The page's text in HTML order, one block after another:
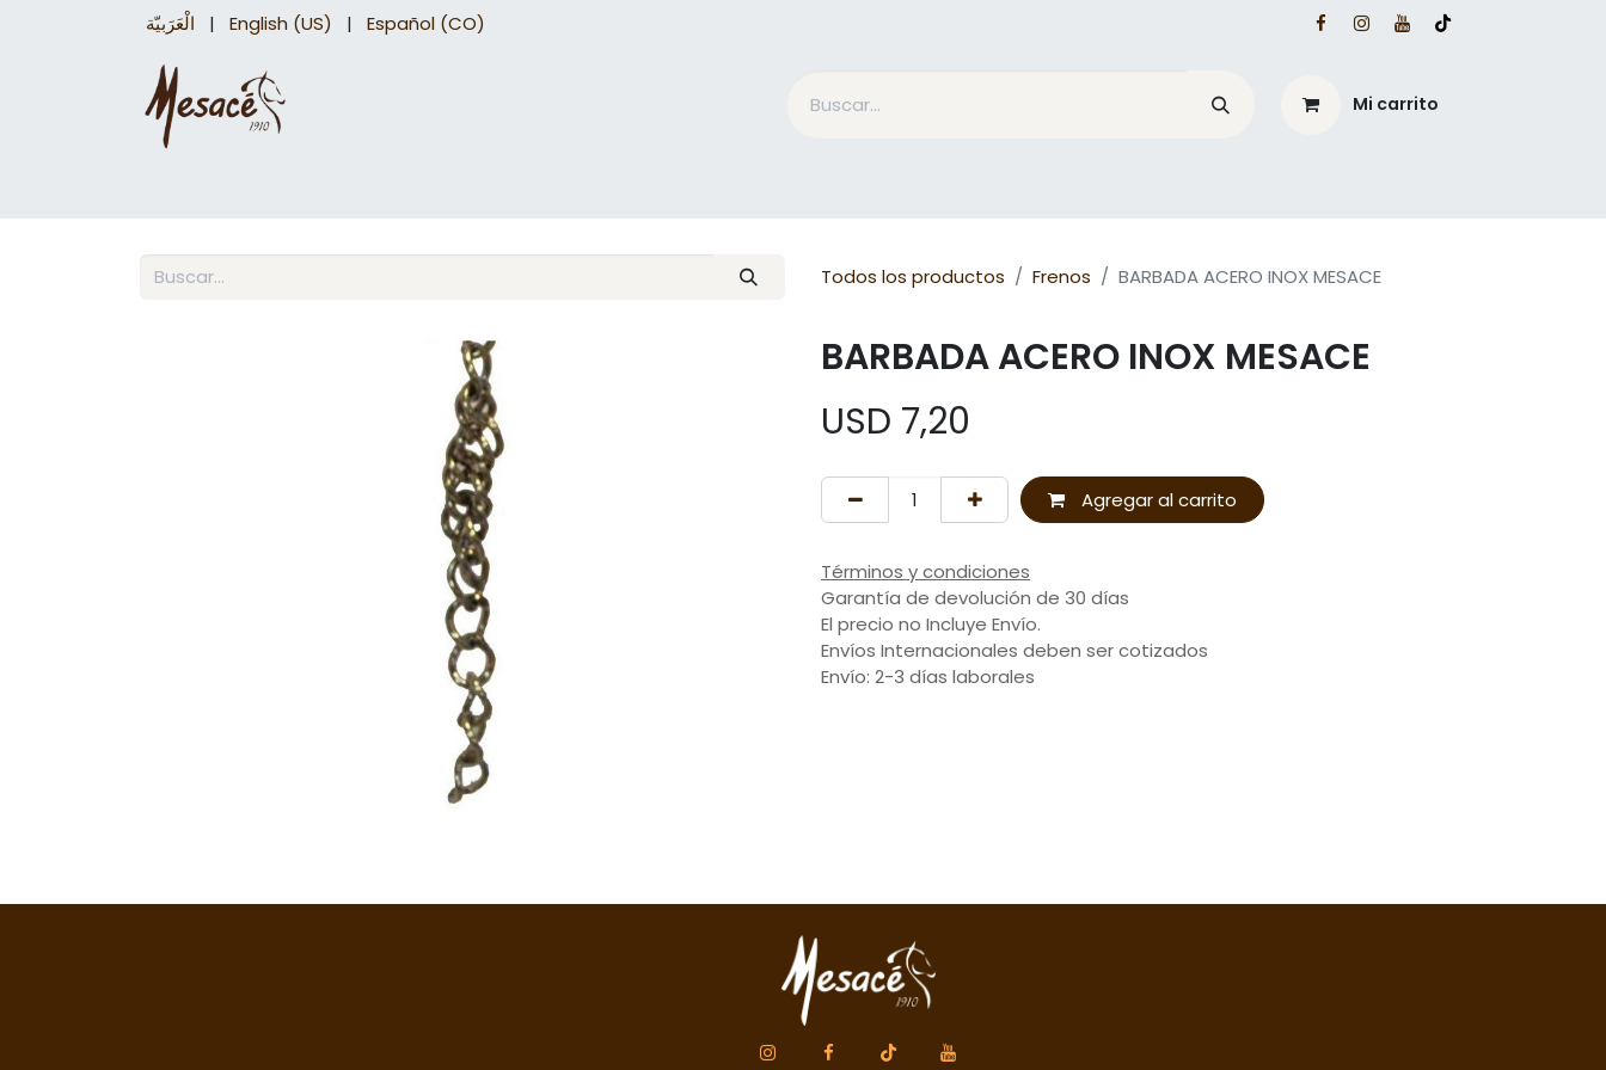
الْعَرَبيّة | English (US) | Español (CO)
Mi carrito
Todos los productos Frenos BARBADA ACERO INOX MESACE
BARBADA ACERO INOX MESACE
USD 7,20
Agregar al carrito
Términos y condiciones
Garantía de devolución de 30 días
El precio no Incluye Envío.
Envíos Internacionales deben ser cotizados
Envío: 2-3 días laborales